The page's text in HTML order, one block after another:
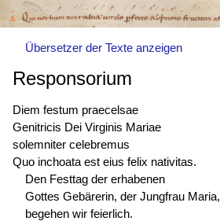
Übersetzer der Texte anzeigen
Responsorium
Diem festum praecelsae
Genitricis Dei Virginis Mariae
solemniter celebremus
Quo inchoata est eius felix nativitas.
Den Festtag der erhabenen
Gottes Gebärerin, der Jungfrau Maria,
begehen wir feierlich.